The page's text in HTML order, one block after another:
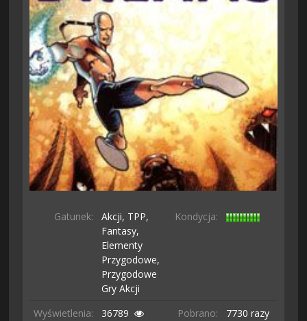
Gatunek: Akcji, TPP,
Fantasy,
Elementy
Przygodowe,
Przygodowe
Gry Akcji
Kondycja:
Wyświetlenia: 36789 Pobrano:
7730 razy